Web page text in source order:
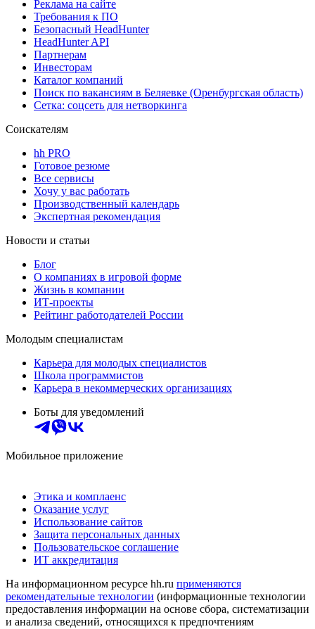
Реклама на сайте
Требования к ПО
Безопасный HeadHunter
HeadHunter API
Партнерам
Инвесторам
Каталог компаний
Поиск по вакансиям в Беляевке (Оренбургская область)
Сетка: соцсеть для нетворкинга
Соискателям
hh PRO
Готовое резюме
Все сервисы
Хочу у вас работать
Производственный календарь
Экспертная рекомендация
Новости и статьи
Блог
О компаниях в игровой форме
Жизнь в компании
ИТ-проекты
Рейтинг работодателей России
Молодым специалистам
Карьера для молодых специалистов
Школа программистов
Карьера в некоммерческих организациях
Боты для уведомлений
Мобильное приложение
Этика и комплаенс
Оказание услуг
Использование сайтов
Защита персональных данных
Пользовательское соглашение
ИТ аккредитация
На информационном ресурсе hh.ru применяются
рекомендательные технологии (информационные технологии
предоставления информации на основе сбора, систематизации
и анализа сведений, относящихся к предпочтениям